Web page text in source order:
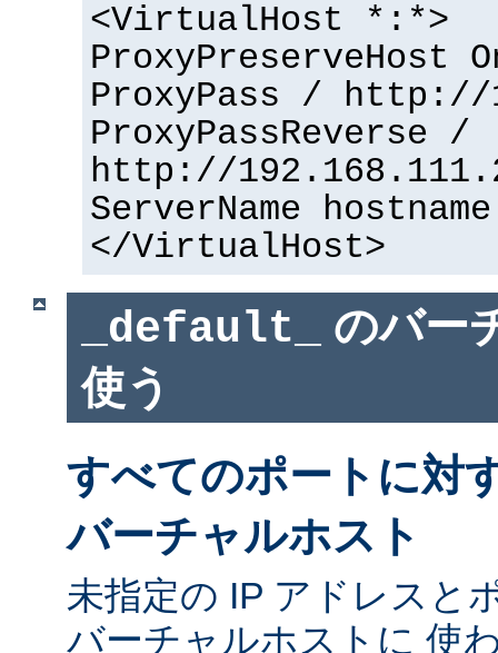
<VirtualHost *:*>
ProxyPreserveHost
ProxyPass / http://
ProxyPassReverse /
http://
ServerName
</VirtualHost>
_default_ のバー
使う
すべてのポートに対
バーチャルホスト
未指定の IP アドレスと
バーチャルホストに 使